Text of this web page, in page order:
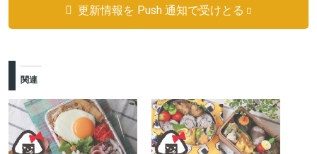
更新情報を Push 通知で受けとる
関連